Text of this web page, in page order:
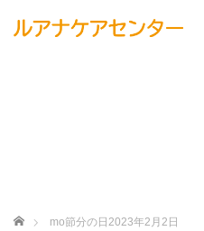
ホーム mo節分の日2023年2月2日